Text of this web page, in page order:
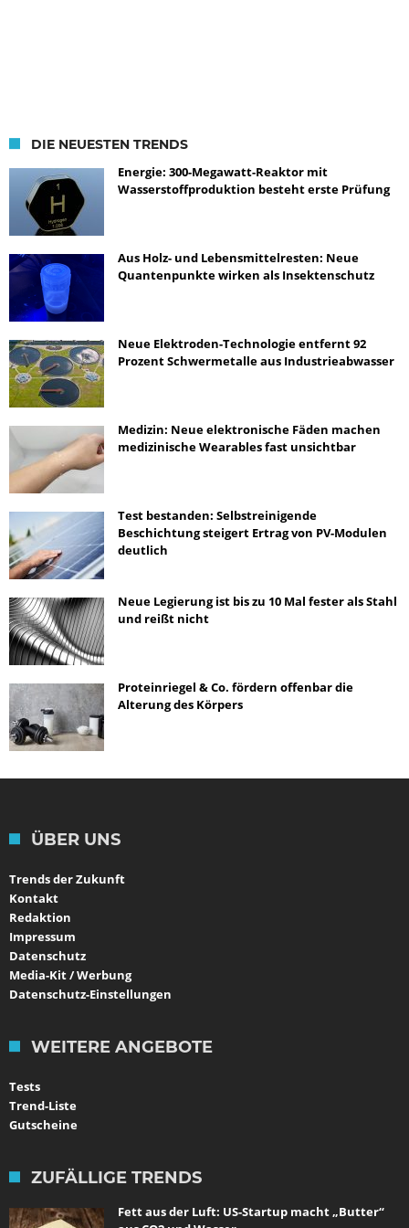
DIE NEUESTEN TRENDS
Energie: 300-Megawatt-Reaktor mit
Wasserstoffproduktion besteht erste Prüfung
Aus Holz- und Lebensmittelresten: Neue
Quantenpunkte wirken als Insektenschutz
Neue Elektroden-Technologie entfernt 92
Prozent Schwermetalle aus Industrieabwasser
Medizin: Neue elektronische Fäden machen
medizinische Wearables fast unsichtbar
Test bestanden: Selbstreinigende
Beschichtung steigert Ertrag von PV-Modulen
deutlich
Neue Legierung ist bis zu 10 Mal fester als Stahl
und reißt nicht
Proteinriegel & Co. fördern offenbar die
Alterung des Körpers
ÜBER UNS
Trends der Zukunft
Kontakt
Redaktion
Impressum
Datenschutz
Media-Kit / Werbung
Datenschutz-Einstellungen
WEITERE ANGEBOTE
Tests
Trend-Liste
Gutscheine
ZUFÄLLIGE TRENDS
Fett aus der Luft: US-Startup macht „Butter“